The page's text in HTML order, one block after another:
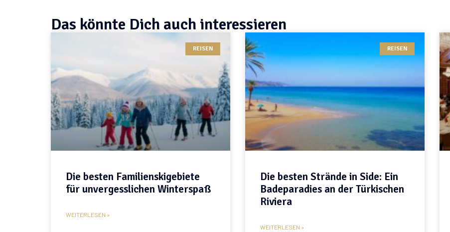
Das könnte Dich auch interessieren
REISEN
Die besten Familienskigebiete
für unvergesslichen Winterspaß
WEITERLESEN »
REISEN
Die besten Strände in Side: Ein
Badeparadies an der Türkischen
Riviera
WEITERLESEN »